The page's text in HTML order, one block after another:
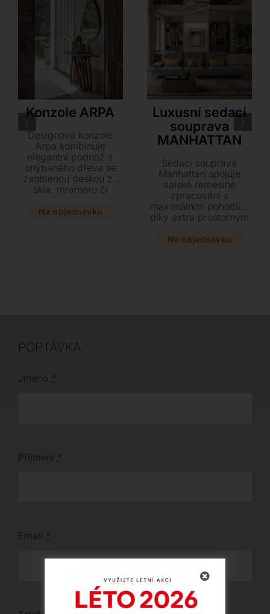
Tonin Casa
Konzole ARPA
Designová konzole
Arpa kombinuje
elegantní podnož z
ohýbaného dřeva se
zaoblenou deskou ze
skla, mramoru či
svému interiéru tento
Na objednávku
Innova – Estro Milano
Luxusní sedací
souprava
MANHATTAN
Sedací souprava
Manhattan spojuje
italské řemeslné
zpracování s
maximálním pohodlím
díky extra prostorným
polohovatelným
Na objednávku
POPTÁVKA
Jméno *
Příjmení *
Email *